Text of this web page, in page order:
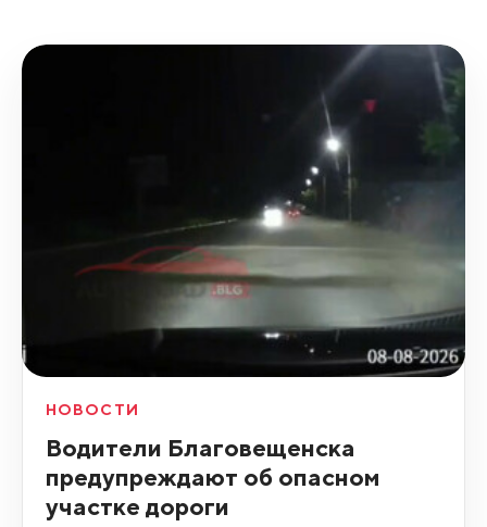
НОВОСТИ
Водители Благовещенска
предупреждают об опасном
участке дороги